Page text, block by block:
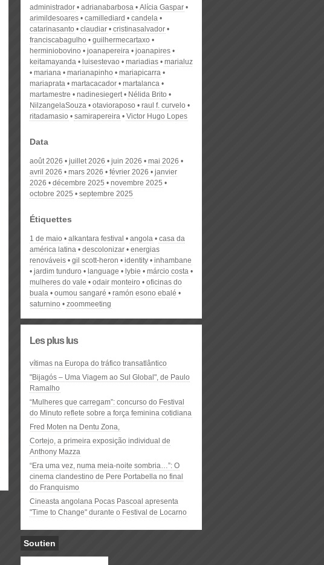
administrador adrianabarbosa
Alícia Gaspar
arimildesoares
camillediard
candela
catarinasanto
claudiar
cristinasalvador
franciscabagulho
guilhermecartaxo
herminiobovino
joanapereira
joanapires
keitamayanda
luisestevao mariadias
marialuz
mariana
marianapinho
mariapicarra
mariaprata
martacacador
martalanca
martamestre
nadinesiegert
Nélida Brito
NilzangelaSouza
otavioraposo
raul f. curvelo
ritadamasio
samirapereira Victor Hugo Lopes
Data
août 2026 juillet 2026 juin 2026
mai 2026
avril 2026
mars 2026 février 2026
janvier
2026
décembre 2025
novembre 2025
octobre 2025
septembre 2025
Étiquettes
1 de maio alkantara festival angola
casa da
américa latina
descolonizar
energias
renováveis
gil scott-heron identity
inhambane
jardim tunduro
language lybie
márcio costa
mulheres do vale
odair monteiro
oficinas do
buala
oumou sangaré
ramón esono ebalé
saturnino
zoommeeting
Les plus lus
vítimas na Europa do tráfico transatlântico
"Bijagós – Uma Viagem ao Sul Global", de Paulo
Ramalho
“Mulheres que carregam”: concurso do Festival
do Minuto reflete sobre a força feminina cotidiana
Fred Moten na Dentu Zona,
Cortejo, a primeira exposição individual de
Anthony Mazza
“Era uma vez, numa meia-noite sombria…”: O
cinema clandestino de Pere Portabella no final
do Franquismo
Cineasta angolana Pocas Pascoal apresenta
"Time to Change" durante o Festival de Locarno
Soutien